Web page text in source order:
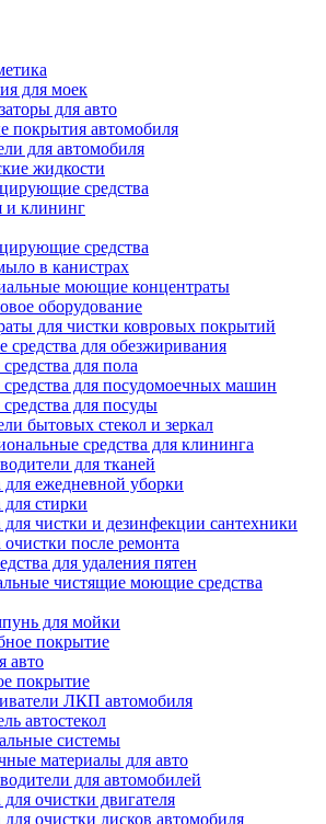
для моек
для авто
покрытия автомобиля
для автомобиля
жидкости
средства
и клининг
средства
в канистрах
моющие концентраты
оборудование
для чистки ковровых покрытий
средства для обезжиривания
для пола
для посудомоечных машин
для посуды
бытовых стекол и зеркал
средства для клининга
для тканей
для ежедневной уборки
для стирки
для чистки и дезинфекции сантехники
очистки после ремонта
для удаления пятен
чистящие моющие средства
для мойки
покрытие
авто
покрытие
ЛКП автомобиля
автостекол
системы
материалы для авто
для автомобилей
для очистки двигателя
для очистки дисков автомобиля